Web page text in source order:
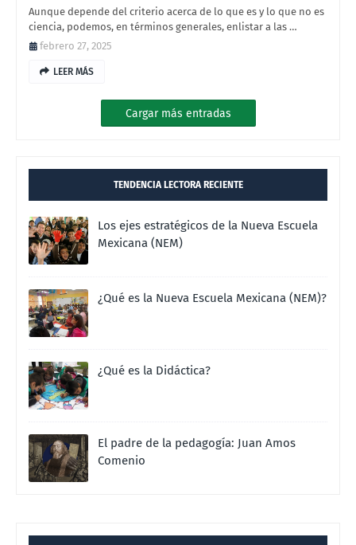
Aunque depende del criterio acerca de lo que es y lo que no es
ciencia, podemos, en términos generales, enlistar a las …
febrero 27, 2025
LEER MÁS
Cargar más entradas
TENDENCIA LECTORA RECIENTE
Los ejes estratégicos de la Nueva Escuela
Mexicana (NEM)
¿Qué es la Nueva Escuela Mexicana (NEM)?
¿Qué es la Didáctica?
El padre de la pedagogía: Juan Amos
Comenio